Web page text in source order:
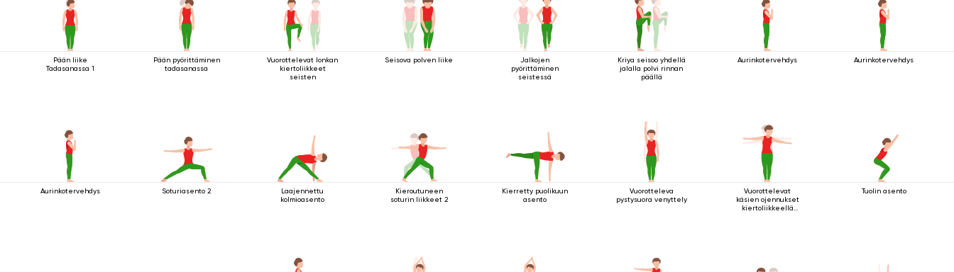
Pään liike
Tadasanassa 1
Pään pyörittäminen
tadasanassa
Vuorottelevat lonkan
kiertoliikkeet
seisten
Seisova polven liike
Jalkojen
pyörittäminen
seistessä
Kriya seisoo yhdellä
jalalla polvi rinnan
päällä
Aurinkotervehdys Aurinkotervehdys
Aurinkotervehdys Soturiasento 2
Laajennettu
kolmioasento
Kieroutuneen
soturin liikkeet 2
Kierretty puolikuun
asento
Vuorotteleva
pystysuora venyttely
Vuorottelevat
käsien ojennukset
kiertoliikkeellä
Tuolin asento